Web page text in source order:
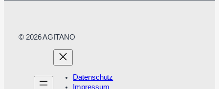
© 2026 AGITANO
Datenschutz
Impressum